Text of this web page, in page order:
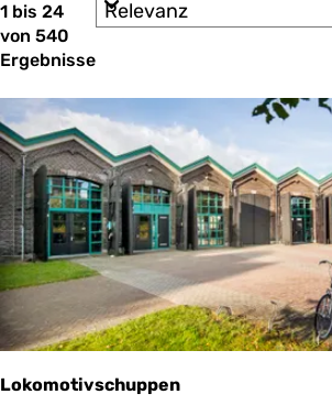
ö
c
h
t
e
s
t
d
u
u
n
t
r
e
n
a
c
h
:
1 bis 24
von 540
Ergebnisse
S
r
t
r
e
n
n
a
c
h
Lokomotivschuppen